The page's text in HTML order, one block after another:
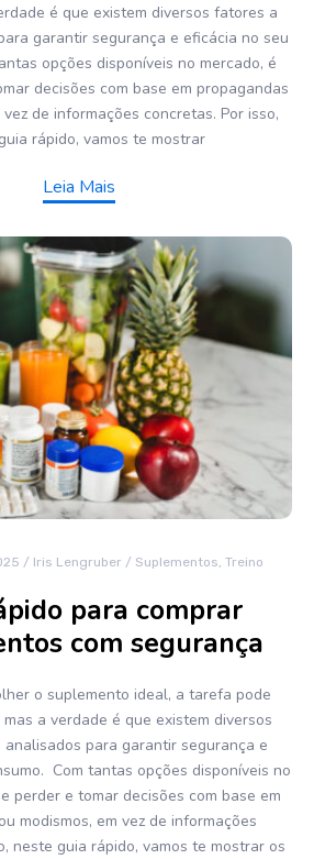
é que existem diversos fatores a
garantir segurança e eficácia no seu
opções disponíveis no mercado, é
decisões com base em propagandas
vez de informações concretas. Por isso,
rápido, vamos te mostrar
Leia Mais
/ Iris Lengruber / Suplementos, Treino
para comprar
com segurança
o suplemento ideal, a tarefa pode
a verdade é que existem diversos
para garantir segurança e
Com tantas opções disponíveis no
perder e tomar decisões com base em
modismos, em vez de informações
neste guia rápido, vamos te mostrar os